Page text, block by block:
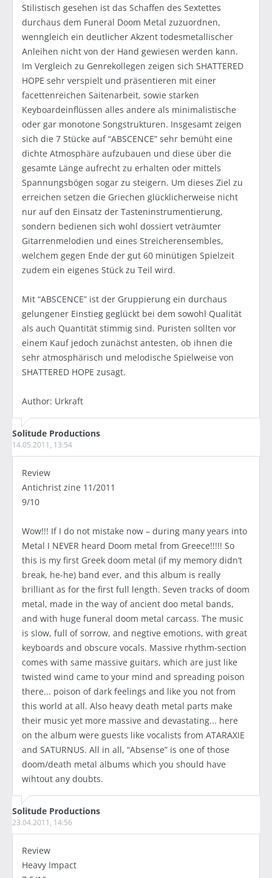
Stilistisch gesehen ist das Schaffen des Sextettes
durchaus dem Funeral Doom Metal zuzuordnen,
wenngleich ein deutlicher Akzent todesmetallischer
Anleihen nicht von der Hand gewiesen werden kann.
Im Vergleich zu Genrekollegen zeigen sich SHATTERED
HOPE sehr verspielt und präsentieren mit einer
facettenreichen Saitenarbeit, sowie starken
Keyboardeinflüssen alles andere als minimalistische
oder gar monotone Songstrukturen. Insgesamt zeigen
sich die 7 Stücke auf “ABSCENCE” sehr bemüht eine
dichte Atmosphäre aufzubauen und diese über die
gesamte Länge aufrecht zu erhalten oder mittels
Spannungsbögen sogar zu steigern. Um dieses Ziel zu
erreichen setzen die Griechen glücklicherweise nicht
nur auf den Einsatz der Tasteninstrumentierung,
sondern bedienen sich wohl dossiert veträumter
Gitarrenmelodien und eines Streicherensembles,
welchem gegen Ende der gut 60 minütigen Spielzeit
zudem ein eigenes Stück zu Teil wird.
Mit “ABSCENCE” ist der Gruppierung ein durchaus
gelungener Einstieg geglückt bei dem sowohl Qualität
als auch Quantität stimmig sind. Puristen sollten vor
einem Kauf jedoch zunächst antesten, ob ihnen die
sehr atmosphärisch und melodische Spielweise von
SHATTERED HOPE zusagt.
Author: Urkraft
Solitude Productions
14.05.2011, 13:54
Review
Antichrist zine 11/2011
9/10
Wow!!! If I do not mistake now – during many years into
Metal I NEVER heard Doom metal from Greece!!!!! So
this is my first Greek doom metal (if my memory didn’t
break, he-he) band ever, and this album is really
brilliant as for the first full length. Seven tracks of doom
metal, made in the way of ancient doo metal bands,
and with huge funeral doom metal carcass. The music
is slow, full of sorrow, and negtive emotions, with great
keyboards and obscure vocals. Massive rhythm-section
comes with same massive guitars, which are just like
twisted wind came to your mind and spreading poison
there... poison of dark feelings and like you not from
this world at all. Also heavy death metal parts make
their music yet more massive and devastating... here
on the album were guests like vocalists from ATARAXIE
and SATURNUS. All in all, “Absense” is one of those
doom/death metal albums which you should have
wihtout any doubts.
Solitude Productions
23.04.2011, 14:56
Review
Heavy Impact